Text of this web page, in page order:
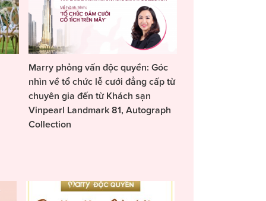
Marry phỏng vấn độc quyền: Góc
nhìn về tổ chức lễ cưới đẳng cấp từ
chuyên gia đến từ Khách sạn
Vinpearl Landmark 81, Autograph
Collection